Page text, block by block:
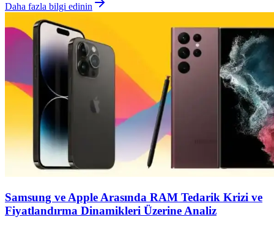
Daha fazla bilgi edinin
Samsung ve Apple Arasında RAM Tedarik Krizi ve
Fiyatlandırma Dinamikleri Üzerine Analiz